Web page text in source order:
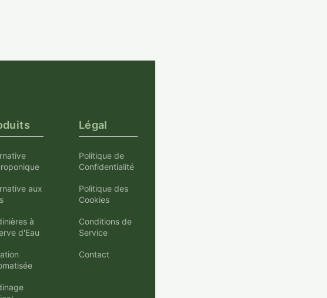
aux
à
d'Eau
Légal
Politique de
Confidentialité
Politique des
Cookies
Conditions de
Service
Contact